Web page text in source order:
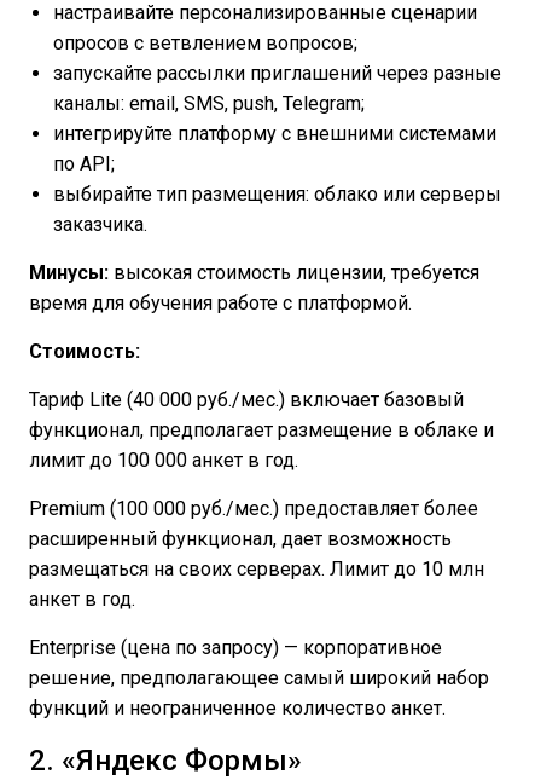
настраивайте персонализированные сценарии
опросов с ветвлением вопросов;
запускайте рассылки приглашений через разные
каналы: email, SMS, push, Telegram;
интегрируйте платформу с внешними системами
по API;
выбирайте тип размещения: облако или серверы
заказчика.
Минусы: высокая стоимость лицензии, требуется
время для обучения работе с платформой.
Стоимость:
Тариф Lite (40 000 руб./мес.) включает базовый
функционал, предполагает размещение в облаке и
лимит до 100 000 анкет в год.
Premium (100 000 руб./мес.) предоставляет более
расширенный функционал, дает возможность
размещаться на своих серверах. Лимит до 10 млн
анкет в год.
Enterprise (цена по запросу) — корпоративное
решение, предполагающее самый широкий набор
функций и неограниченное количество анкет.
2. «Яндекс Формы»